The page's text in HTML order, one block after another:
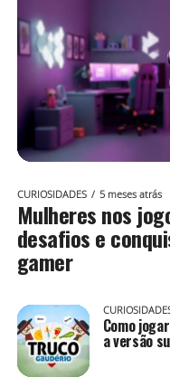
CURIOSIDADES 5 meses atrás
Mulheres nos
desafios e
gamer
Como
a versão